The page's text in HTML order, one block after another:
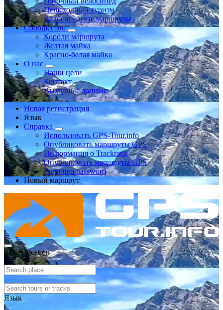
Пешеходный туризм
Велосипедные маршруты
Сообщество
Короли маршрута
Желтая майка
Красно-белая майка
О нас
Наши цели
Контакт
Выходные данные
Новая регистрация
Язык
Справка
Использовать GPS-Tour.info
Опубликовать маршруты GPS
Информация о Trackrank
Опубликовать маршруты GPS
Forgotten password
Новый маршрут
Select location
Язык